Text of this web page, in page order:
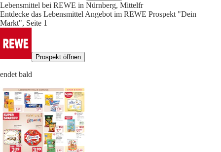
Lebensmittel bei REWE in Nürnberg, Mittelfr
Entdecke das Lebensmittel Angebot im REWE Prospekt "Dein
Markt", Seite 1
Prospekt öffnen
endet bald